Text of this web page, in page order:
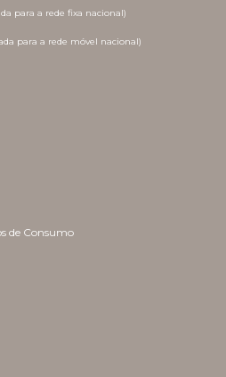
para a rede fixa nacional)
para a rede móvel nacional)
de Consumo